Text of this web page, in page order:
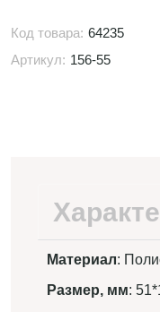
Код товара: 64235
Артикул: 156-55
Материал:
Размер, мм: